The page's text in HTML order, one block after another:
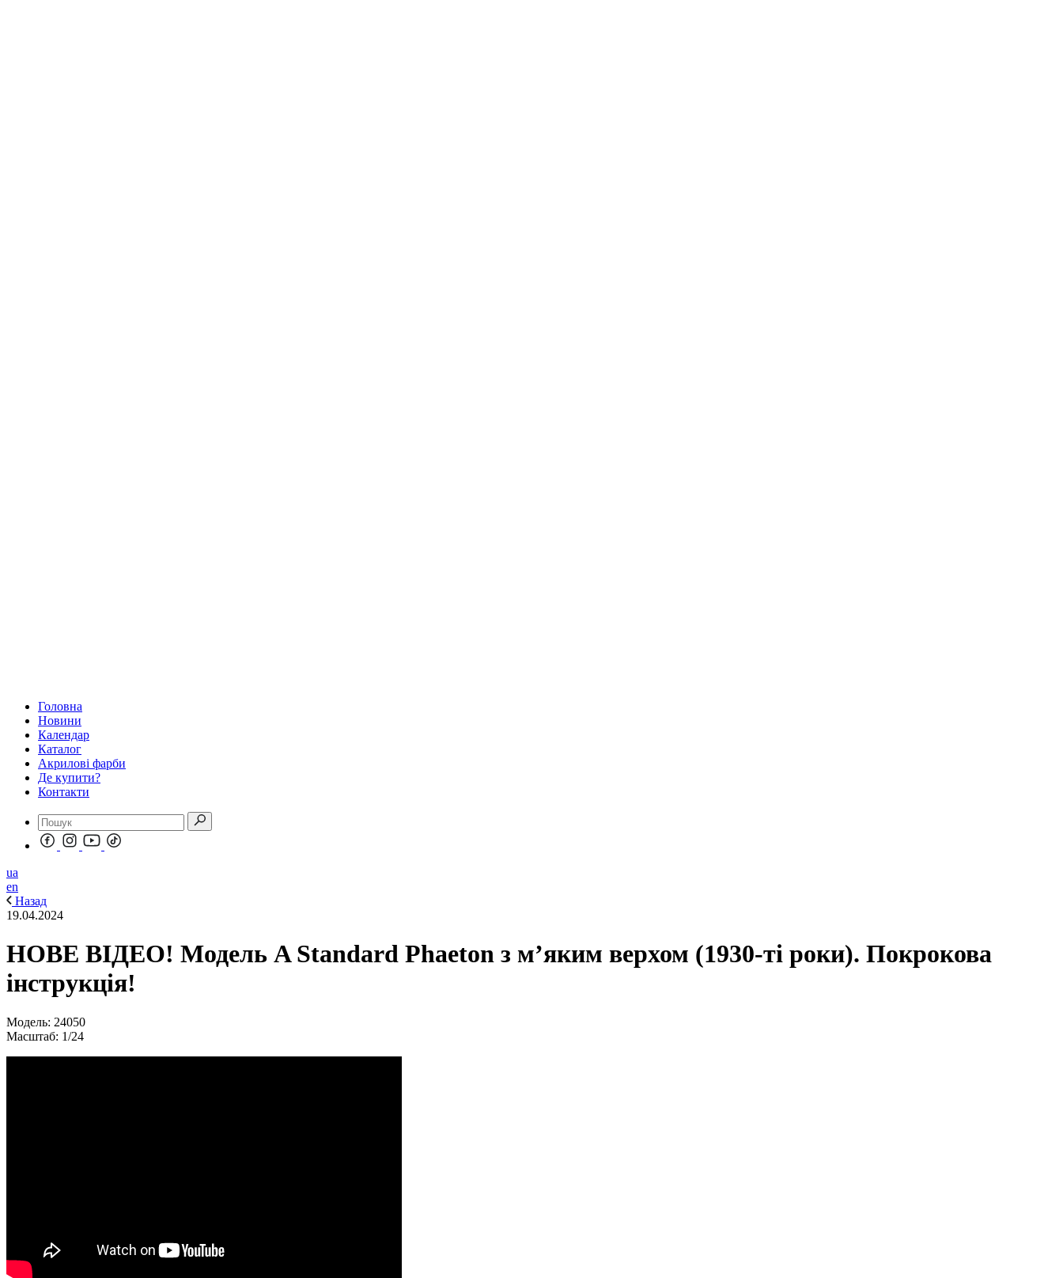
Головна
Новини
Календар
Каталог
Акрилові фарби
Де купити?
Контакти
ua
en
Назад
19.04.2024
НОВЕ ВІДЕО! Модель A Standard Phaeton з м’яким верхом (1930-ті роки). Покрокова
інструкція!
Модель: 24050
Масштаб: 1/24